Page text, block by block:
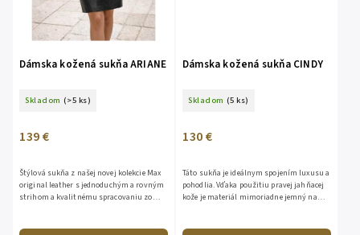
Dámska kožená sukňa ARIANE
Skladom (>5 ks)
139 €
Štýlová sukňa z našej novej kolekcie Max
original leather s jednoduchým a rovným
strihom a kvalitnému spracovaniu zo
Dámska kožená sukňa CINDY
Skladom (5 ks)
130 €
Táto sukňa je ideálnym spojením luxusu a
pohodlia. Vďaka použitiu pravej jahňacej
kože je materiál mimoriadne jemný na